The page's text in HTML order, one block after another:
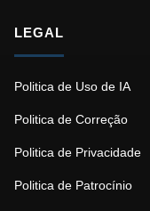
LEGAL
Politica de Uso de IA
Politica de Correção
Politica de Privacidade
Politica de Patrocínio